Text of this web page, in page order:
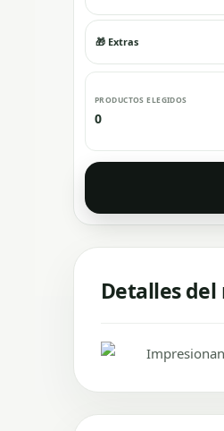
🎁 Extras
PRODUCTOS ELEGIDOS
0
Detalles del